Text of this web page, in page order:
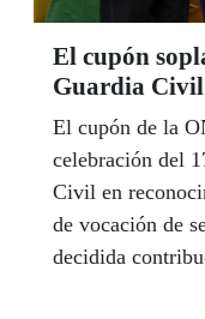
El cupón
Guardia Civil
El cupón de la
celebración del
Civil en
de vocación de
decidida